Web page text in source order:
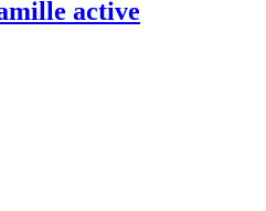
active